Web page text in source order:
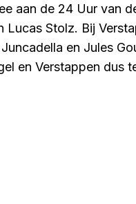
aan de 24 Uur van
Lucas Stolz. Bij
en Jules
en Verstappen dus